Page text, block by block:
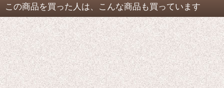
この商品を買った人は、こんな商品も買っています